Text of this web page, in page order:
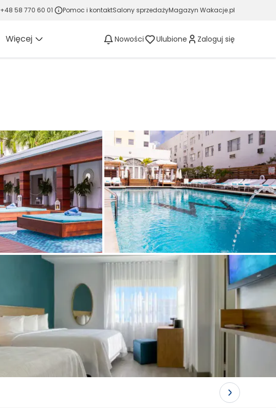
+48 58 770 60 01 Pomoc i kontaktSalony sprzedażyMagazyn Wakacje.pl
Więcej Nowości Ulubione Zaloguj się